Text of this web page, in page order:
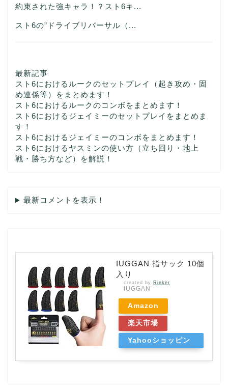
約束された強キャラ！？スト6キ...
スト6の”ドライブリバーサル（...
最新記事
スト6におけるルークのセットプレイ（起き攻め・固
め連係等）をまとめます！
スト6におけるルークのコンボをまとめます！
スト6におけるジェイミーのセットプレイをまとめま
す！
スト6におけるジェイミーのコンボをまとめます！
スト6におけるヤスミンの使い方（立ち回り・地上
戦・勝ち方など）を解説！
最新コメントを表示！
IUGGAN 指サック 10個
入り
created by Rinker
IUGGAN
Amazon
楽天市場
Yahooショッピン